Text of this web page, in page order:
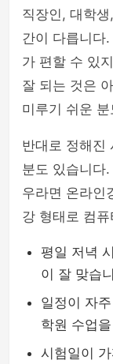
직장인, 대학
간이 다릅니다
가 편할 수 있
잘 되는 것은
미루기 쉬운
반대로 정해진
분도 있습니다
우라면 온라인
강 형태로 컴
평일 저녁
이 잘 맞습
일정이 자
학원 수업
시험일이